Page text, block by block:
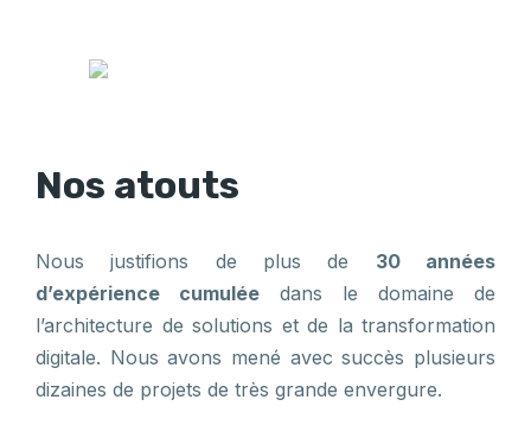
Nos atouts
Nous justifions de plus de 30 années
d’expérience cumulée dans le domaine de
l’architecture de solutions et de la transformation
digitale. Nous avons mené avec succès plusieurs
dizaines de projets de très grande envergure.